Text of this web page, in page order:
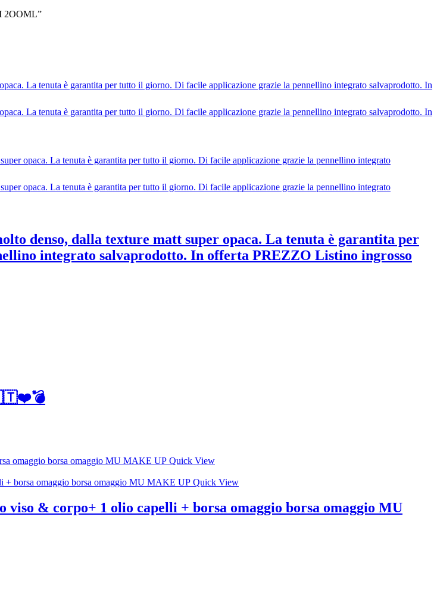
2OOML”
denso, dalla texture matt super opaca. La tenuta è garantita per
integrato salvaprodotto. In offerta PREZZO Listino ingrosso
🇮🇹❤️💣
Quick View
Quick View
viso & corpo+ 1 olio capelli + borsa omaggio borsa omaggio MU